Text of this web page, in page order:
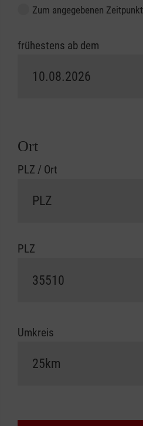
Zum angegebenen Zeitpunkt
frühestens ab dem
Ort
PLZ / Ort
PLZ
Umkreis